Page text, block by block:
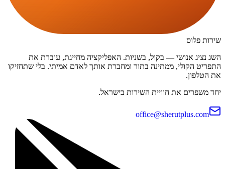
שירות פלוס
השג נציג אנושי — בקול, בשניות. האפליקציה מחייגת, עוברת את
התפריט הקולי, ממתינה בתור ומחברת אותך לאדם אמיתי. בלי שתחזיקו
את הטלפון.
יחד משפרים את חוויית השירות בישראל.
office@sherutplus.com